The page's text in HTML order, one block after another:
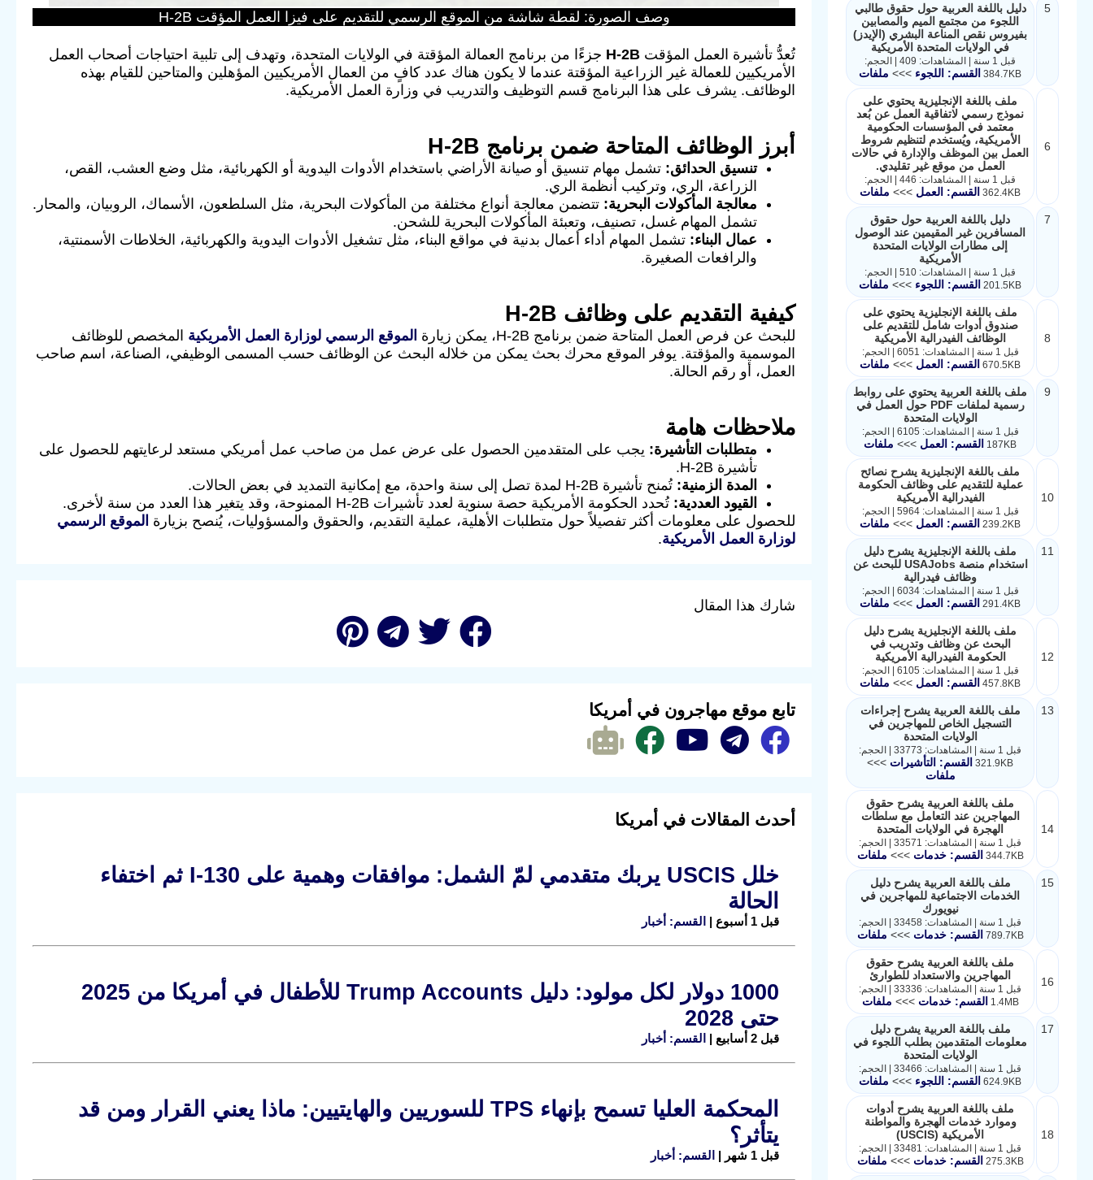
وصف الصورة: لقطة شاشة من الموقع الرسمي للتقديم على فيزا العمل المؤقت H-2B
تُعدُّ تأشيرة العمل المؤقت H-2B جزءًا من برنامج العمالة المؤقتة في الولايات المتحدة، وتهدف إلى تلبية احتياجات أصحاب العمل
الأمريكيين للعمالة غير الزراعية المؤقتة عندما لا يكون هناك عدد كافٍ من العمال الأمريكيين المؤهلين والمتاحين للقيام بهذه
الوظائف. يشرف على هذا البرنامج قسم التوظيف والتدريب في وزارة العمل الأمريكية.
أبرز الوظائف المتاحة ضمن برنامج H-2B
تنسيق الحدائق: تشمل مهام تنسيق أو صيانة الأراضي باستخدام الأدوات اليدوية أو الكهربائية، مثل وضع العشب، القص،
الزراعة، الري، وتركيب أنظمة الري.
معالجة المأكولات البحرية: تتضمن معالجة أنواع مختلفة من المأكولات البحرية، مثل السلطعون، الأسماك، الروبيان، والمحار.
تشمل المهام غسل، تصنيف، وتعبئة المأكولات البحرية للشحن.
عمال البناء: تشمل المهام أداء أعمال بدنية في مواقع البناء، مثل تشغيل الأدوات اليدوية والكهربائية، الخلاطات الأسمنتية،
والرافعات الصغيرة.
كيفية التقديم على وظائف H-2B
للبحث عن فرص العمل المتاحة ضمن برنامج H-2B، يمكن زيارة الموقع الرسمي لوزارة العمل الأمريكية المخصص للوظائف
الموسمية والمؤقتة. يوفر الموقع محرك بحث يمكن من خلاله البحث عن الوظائف حسب المسمى الوظيفي، الصناعة، اسم صاحب
العمل، أو رقم الحالة.
ملاحظات هامة
متطلبات التأشيرة: يجب على المتقدمين الحصول على عرض عمل من صاحب عمل أمريكي مستعد لرعايتهم للحصول على
تأشيرة H-2B.
المدة الزمنية: تُمنح تأشيرة H-2B لمدة تصل إلى سنة واحدة، مع إمكانية التمديد في بعض الحالات.
القيود العددية: تُحدد الحكومة الأمريكية حصة سنوية لعدد تأشيرات H-2B الممنوحة، وقد يتغير هذا العدد من سنة لأخرى.
للحصول على معلومات أكثر تفصيلاً حول متطلبات الأهلية، عملية التقديم، والحقوق والمسؤوليات، يُنصح بزيارة الموقع الرسمي
لوزارة العمل الأمريكية.
شارك هذا المقال
تابع موقع مهاجرون في أمريكا
أحدث المقالات في أمريكا
خلل USCIS يربك متقدمي لمّ الشمل: موافقات وهمية على I-130 ثم اختفاء
الحالة
قبل 1 أسبوع | القسم: أخبار
1000 دولار لكل مولود: دليل Trump Accounts للأطفال في أمريكا من 2025
حتى 2028
قبل 2 أسابيع | القسم: أخبار
المحكمة العليا تسمح بإنهاء TPS للسوريين والهايتيين: ماذا يعني القرار ومن قد
يتأثر؟
قبل 1 شهر | القسم: أخبار
5
دليل باللغة العربية حول حقوق طالبي
اللجوء من مجتمع الميم والمصابين
بفيروس نقص المناعة البشري (الإيدز)
في الولايات المتحدة الأمريكية
قبل 1 سنة | المشاهدات: 409 | الحجم:
384.7KB القسم: اللجوء >>> ملفات
6
ملف باللغة الإنجليزية يحتوي على
نموذج رسمي لاتفاقية العمل عن بُعد
معتمد في المؤسسات الحكومية
الأمريكية، ويُستخدم لتنظيم شروط
العمل بين الموظف والإدارة في حالات
العمل من موقع غير تقليدي.
قبل 1 سنة | المشاهدات: 446 | الحجم:
362.4KB القسم: العمل >>> ملفات
7
دليل باللغة العربية حول حقوق
المسافرين غير المقيمين عند الوصول
إلى مطارات الولايات المتحدة
الأمريكية
قبل 1 سنة | المشاهدات: 510 | الحجم:
201.5KB القسم: اللجوء >>> ملفات
8
ملف باللغة الإنجليزية يحتوي على
صندوق أدوات شامل للتقديم على
الوظائف الفيدرالية الأمريكية
قبل 1 سنة | المشاهدات: 6051 | الحجم:
670.5KB القسم: العمل >>> ملفات
9
ملف باللغة العربية يحتوي على روابط
رسمية لملفات PDF حول العمل في
الولايات المتحدة
قبل 1 سنة | المشاهدات: 6105 | الحجم:
187KB
القسم: العمل >>> ملفات
10
ملف باللغة الإنجليزية يشرح نصائح
عملية للتقديم على وظائف الحكومة
الفيدرالية الأمريكية
قبل 1 سنة | المشاهدات: 5964 | الحجم:
239.2KB القسم: العمل >>> ملفات
11
ملف باللغة الإنجليزية يشرح دليل
استخدام منصة USAJobs للبحث عن
وظائف فيدرالية
قبل 1 سنة | المشاهدات: 6034 | الحجم:
291.4KB القسم: العمل >>> ملفات
12
ملف باللغة الإنجليزية يشرح دليل
البحث عن وظائف وتدريب في
الحكومة الفيدرالية الأمريكية
قبل 1 سنة | المشاهدات: 6105 | الحجم:
457.8KB القسم: العمل >>> ملفات
13
ملف باللغة العربية يشرح إجراءات
التسجيل الخاص للمهاجرين في
الولايات المتحدة
قبل 1 سنة | المشاهدات: 33773 | الحجم:
321.9KB القسم: التأشيرات >>>
ملفات
14
ملف باللغة العربية يشرح حقوق
المهاجرين عند التعامل مع سلطات
الهجرة في الولايات المتحدة
قبل 1 سنة | المشاهدات: 33571 | الحجم:
344.7KB القسم: خدمات>>> ملفات
15
ملف باللغة العربية يشرح دليل
الخدمات الاجتماعية للمهاجرين في
نيويورك
قبل 1 سنة | المشاهدات: 33458 | الحجم:
789.7KB القسم: خدمات>>> ملفات
16
ملف باللغة العربية يشرح حقوق
المهاجرين والاستعداد للطوارئ
قبل 1 سنة | المشاهدات: 33336 | الحجم:
1.4MB
القسم: خدمات>>> ملفات
17
ملف باللغة العربية يشرح دليل
معلومات المتقدمين بطلب اللجوء في
الولايات المتحدة
قبل 1 سنة | المشاهدات: 33466 | الحجم:
624.9KB القسم: اللجوء >>> ملفات
18
ملف باللغة العربية يشرح أدوات
وموارد خدمات الهجرة والمواطنة
الأمريكية (USCIS)
قبل 1 سنة | المشاهدات: 33481 | الحجم:
275.3KB القسم: خدمات>>> ملفات